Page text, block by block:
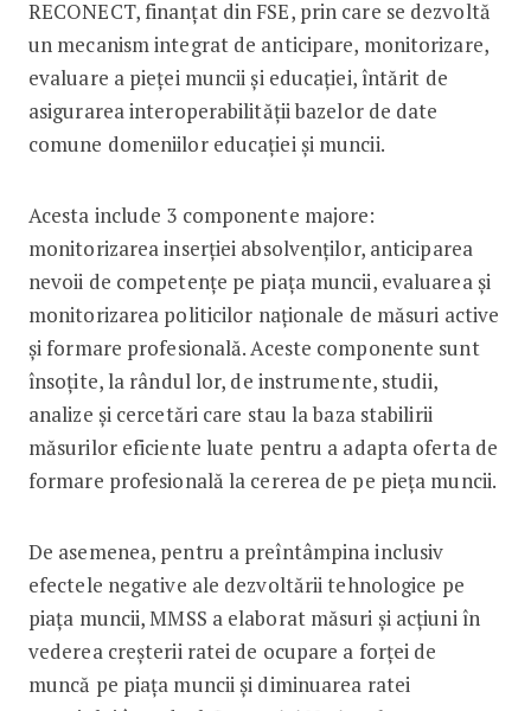
RECONECT, finanțat din FSE, prin care se dezvoltă
un mecanism integrat de anticipare, monitorizare,
evaluare a pieței muncii și educației, întărit de
asigurarea interoperabilității bazelor de date
comune domeniilor educației și muncii.
Acesta include 3 componente majore:
monitorizarea inserției absolvenților, anticiparea
nevoii de competențe pe piața muncii, evaluarea și
monitorizarea politicilor naționale de măsuri active
și formare profesională. Aceste componente sunt
însoțite, la rândul lor, de instrumente, studii,
analize și cercetări care stau la baza stabilirii
măsurilor eficiente luate pentru a adapta oferta de
formare profesională la cererea de pe pieța muncii.
De asemenea, pentru a preîntâmpina inclusiv
efectele negative ale dezvoltării tehnologice pe
piața muncii, MMSS a elaborat măsuri și acțiuni în
vederea creșterii ratei de ocupare a forței de
muncă pe piața muncii și diminuarea ratei